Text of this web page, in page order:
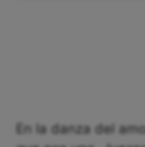
En la danza del